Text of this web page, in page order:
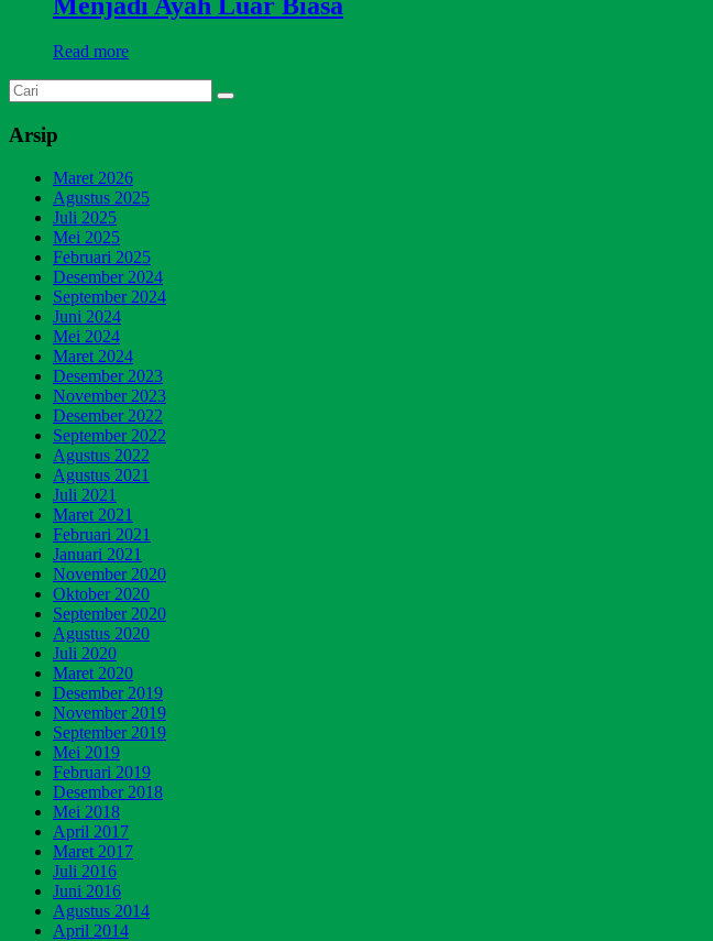
Read more
Arsip
Maret 2026
Agustus 2025
Juli 2025
Mei 2025
Februari 2025
Desember 2024
September 2024
Juni 2024
Mei 2024
Maret 2024
Desember 2023
November 2023
Desember 2022
September 2022
Agustus 2022
Agustus 2021
Juli 2021
Maret 2021
Februari 2021
Januari 2021
November 2020
Oktober 2020
September 2020
Agustus 2020
Juli 2020
Maret 2020
Desember 2019
November 2019
September 2019
Mei 2019
Februari 2019
Desember 2018
Mei 2018
April 2017
Maret 2017
Juli 2016
Juni 2016
Agustus 2014
April 2014